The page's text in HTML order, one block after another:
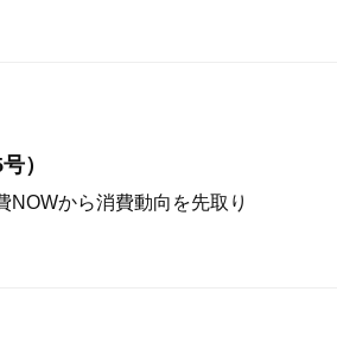
）
NOWから消費動向を先取り